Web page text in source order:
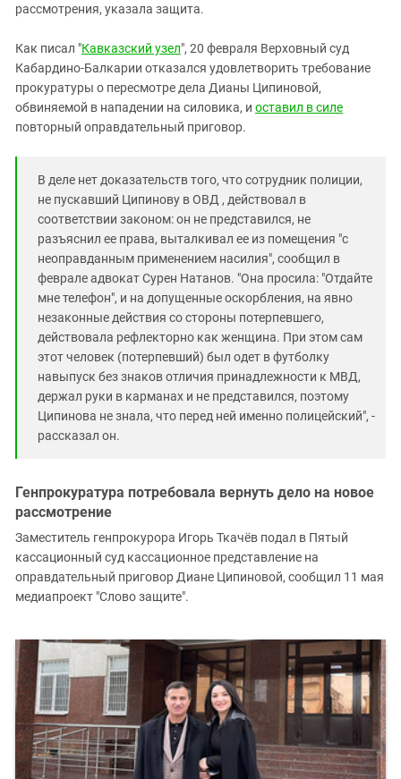
Чечня
Южный Кавказ
ЮФО
рассмотрения, указала защита.
Как писал "Кавказский узел", 20 февраля Верховный суд
Кабардино-Балкарии отказался удовлетворить требование
прокуратуры о пересмотре дела Дианы Ципиновой,
обвиняемой в нападении на силовика, и оставил в силе
повторный оправдательный приговор.
В деле нет доказательств того, что сотрудник полиции,
не пускавший Ципинову в ОВД , действовал в
соответствии законом: он не представился, не
разъяснил ее права, выталкивал ее из помещения "с
неоправданным применением насилия", сообщил в
феврале адвокат Сурен Натанов. "Она просила: "Отдайте
мне телефон", и на допущенные оскорбления, на явно
незаконные действия со стороны потерпевшего,
действовала рефлекторно как женщина. При этом сам
этот человек (потерпевший) был одет в футболку
навыпуск без знаков отличия принадлежности к МВД,
держал руки в карманах и не представился, поэтому
Ципинова не знала, что перед ней именно полицейский", -
рассказал он.
Генпрокуратура потребовала вернуть дело на новое
рассмотрение
Заместитель генпрокурора Игорь Ткачёв подал в Пятый
кассационный суд кассационное представление на
оправдательный приговор Диане Ципиновой, сообщил 11 мая
медиапроект "Слово защите".